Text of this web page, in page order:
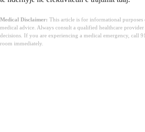
Medical Disclaimer: This article is for informational purposes
medical advice. Always consult a qualified healthcare
decisions. If you are experiencing a medical emergency, call
room immediately.